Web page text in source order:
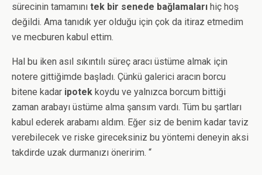
sürecinin tamamını tek bir senede bağlamaları hiç hoş
değildi. Ama tanıdık yer olduğu için çok da itiraz etmedim
ve mecburen kabul ettim.
Hal bu iken asıl sıkıntılı süreç aracı üstüme almak için
notere gittiğimde başladı. Çünkü galerici aracın borcu
bitene kadar ipotek koydu ve yalnızca borcum bittiği
zaman arabayı üstüme alma şansım vardı. Tüm bu şartları
kabul ederek arabamı aldım. Eğer siz de benim kadar taviz
verebilecek ve riske gireceksiniz bu yöntemi deneyin aksi
takdirde uzak durmanızı öneririm. “